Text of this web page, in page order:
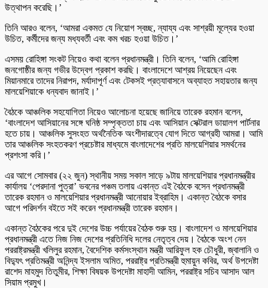
উত্থাপন করেছি।’
তিনি আরও বলেন, ‘আমরা একমত যে নিয়োগ স্বচ্ছ, ন্যায্য এবং সাশ্রয়ী মূল্যের হওয়া
উচিত, কর্মীদের জন্য মধ্যবর্তী এবং কম খরচ হওয়া উচিত।’
এসময় রোহিঙ্গা সংকট নিয়েও কথা বলেন প্রধানমন্ত্রী। তিনি বলেন, ‘আমি রোহিঙ্গা
জনগোষ্ঠীর জন্য গভীর উদ্বেগ প্রকাশ করছি। বাংলাদেশে আশ্রয় নিয়েছেন এবং
মিয়ানমারে তাদের নিরাপদ, মর্যাদাপূর্ণ এবং টেকসই প্রত্যাবাসনে অব্যাহত সহায়তার জন্য
মালয়েশিয়াকে ধন্যবাদ জানাই।’
বৈঠকে আঞ্চলিক সহযোগিতা নিয়েও আলোচনা হয়েছে জানিয়ে তারেক রহমান বলেন,
‘বাংলাদেশ আসিয়ানের সঙ্গে ঘনিষ্ঠ সম্পৃক্ততা চায় এবং আসিয়ান সেক্টরাল ডায়ালগ পার্টনার
হতে চায়। আঞ্চলিক সুসংহত অর্থনৈতিক অংশীদারত্বে যোগ দিতে আগ্রহী আমরা। আমি
তার আঞ্চলিক সংহতকরণ প্রচেষ্টার মাধ্যমে বাংলাদেশের প্রতি মালয়েশিয়ার সমর্থনের
প্রশংসা করি।’
এর আগে সোমবার (২২ জুন) স্থানীয় সময় সকাল সাড়ে ৯টায় মালয়েশিয়ার প্রধানমন্ত্রীর
কার্যালয় ‘পেরদানা পুত্রা’ ভবনের পঞ্চম তলায় একান্ত এই বৈঠকে বসেন প্রধানমন্ত্রী
তারেক রহমান ও মালয়েশিয়ার প্রধানমন্ত্রী আনোয়ার ইব্রাহিম। একান্ত বৈঠকে বসার
আগে পরিদর্শন বইতে সই করেন প্রধানমন্ত্রী তারেক রহমান।
একান্ত বৈঠকের পরে দুই দেশের উচ্চ পর্যায়ের বৈঠক শুরু হয়। বাংলাদেশ ও মালয়েশিয়ার
প্রধানমন্ত্রী এতে নিজ নিজ দেশের প্রতিনিধি দলের নেতৃত্ব দেয়। বৈঠকে অংশ নেন
পররাষ্ট্রমন্ত্রী খলিলুর রহমান, বৈদেশিক কর্মসংস্থান মন্ত্রী আরিফুল হক চৌধুরী, জ্বালানি ও
বিদ্যুৎ প্রতিমন্ত্রী অনিন্দ্য ইসলাম অমিত, পররাষ্ট্র প্রতিমন্ত্রী হুমায়ুন কবির, অর্থ উপদেষ্টা
রাশেদ মাহমুদ তিতুমীর, শিক্ষা বিষয়ক উপদেষ্টা মাহাদী আমিন, পররাষ্ট্র সচিব আসাদ আল
সিয়াম প্রমুখ।